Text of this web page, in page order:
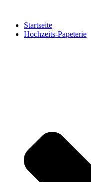
springenStartseite
Hochzeits-Papeterie